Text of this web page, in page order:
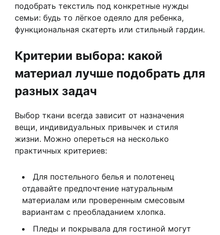
подобрать текстиль под конкретные нужды
семьи: будь то лёгкое одеяло для ребенка,
функциональная скатерть или стильный гардин.
Критерии выбора: какой
материал лучше подобрать для
разных задач
Выбор ткани всегда зависит от назначения
вещи, индивидуальных привычек и стиля
жизни. Можно опереться на несколько
практичных критериев:
Для постельного белья и полотенец
отдавайте предпочтение натуральным
материалам или проверенным смесовым
вариантам с преобладанием хлопка.
Пледы и покрывала для гостиной могут